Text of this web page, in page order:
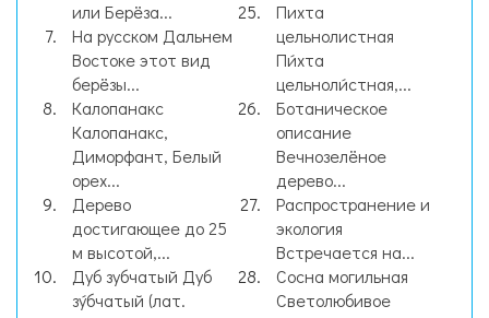
или Берёза...
На русском Дальнем
Востоке этот вид
берёзы...
Калопанакс
Калопанакс,
Диморфант, Белый
орех...
Дерево
достигающее до 25
м высотой,...
Дуб зубчатый Дуб
зу́бчатый (лат.
Пихта
цельнолистная
Пи́хта
цельноли́стная,...
Ботаническое
описание
Вечнозелёное
дерево...
Распространение и
экология
Встречается на...
Сосна могильная
Светолюбивое